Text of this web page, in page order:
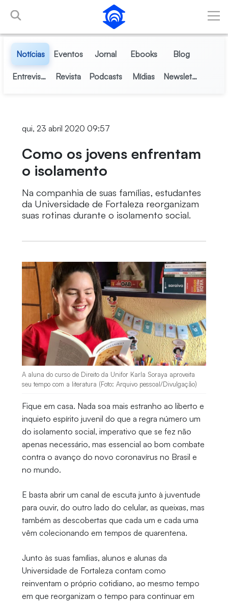
Pular para o Conteúdo principal
Notícias Eventos Jornal Ebooks Blog
Entrevistas Revista Podcasts Mídias Newsletter
qui, 23 abril 2020 09:57
Como os jovens enfrentam
o isolamento
Na companhia de suas famílias, estudantes
da Universidade de Fortaleza reorganizam
suas rotinas durante o isolamento social.
A aluna do curso de Direito da Unifor Karla Soraya aproveita
seu tempo com a literatura (Foto: Arquivo pessoal/Divulgação)
Fique em casa. Nada soa mais estranho ao liberto e
inquieto espírito juvenil do que a regra número um
do isolamento social, imperativo que se fez não
apenas necessário, mas essencial ao bom combate
contra o avanço do novo coronavírus no Brasil e
no mundo.
E basta abrir um canal de escuta junto à juventude
para ouvir, do outro lado do celular, as queixas, mas
também as descobertas que cada um e cada uma
vêm colecionando em tempos de quarentena.
Junto às suas famílias, alunos e alunas da
Universidade de Fortaleza contam como
reinventam o próprio cotidiano, ao mesmo tempo
em que reorganizam o tempo para continuar em